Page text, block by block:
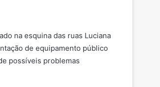
na esquina das ruas Luciana
de equipamento público
possíveis problemas